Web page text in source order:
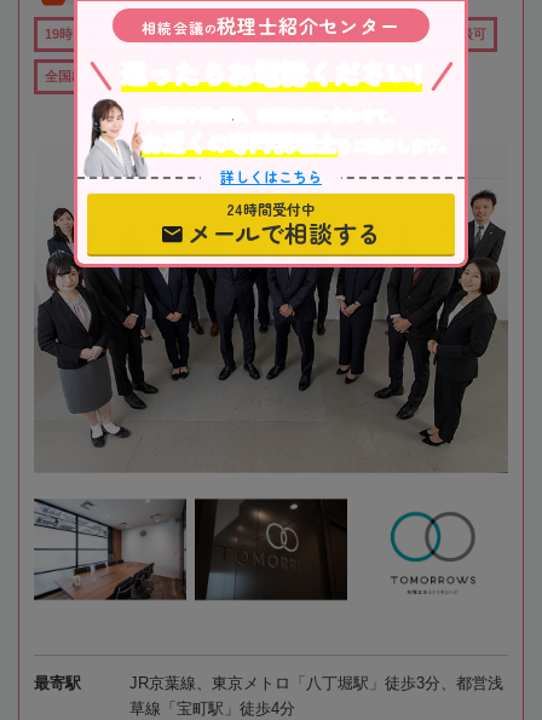
19時以降TEL可 土日祝OK 在籍数10名以上 オンライン相談可
全国出張対応可
最寄駅
JR京葉線、東京メトロ「八丁堀駅」徒歩3分、都営浅
草線「宝町駅」徒歩4分
相続会議の税理士紹介センター
不動産や株式等、相続資産に合わせて、
お近くの専門税理士
をご紹介します。
詳しくはこちら
24時間受付中
メールで相談する